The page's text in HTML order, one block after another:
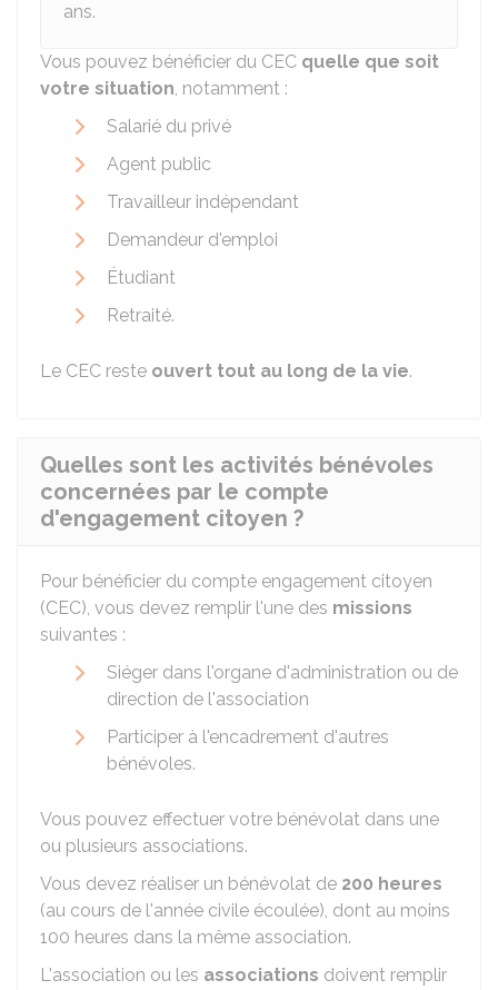
ans.
Vous pouvez bénéficier du CEC quelle que soit
votre situation, notamment :
Salarié du privé
Agent public
Travailleur indépendant
Demandeur d'emploi
Étudiant
Retraité.
Le CEC reste ouvert tout au long de la vie.
Quelles sont les activités bénévoles
concernées par le compte
d'engagement citoyen ?
Pour bénéficier du compte engagement citoyen
(CEC), vous devez remplir l'une des missions
suivantes :
Siéger dans l'organe d'administration ou de
direction de l'association
Participer à l'encadrement d'autres
bénévoles.
Vous pouvez effectuer votre bénévolat dans une
ou plusieurs associations.
Vous devez réaliser un bénévolat de 200 heures
(au cours de l'année civile écoulée), dont au moins
100 heures dans la même association.
L'association ou les associations doivent remplir